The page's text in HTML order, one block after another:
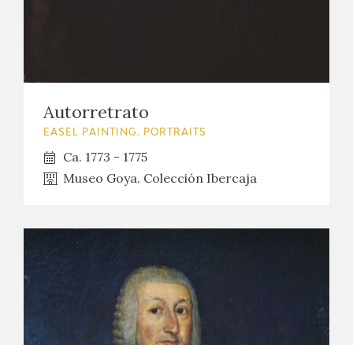
Autorretrato
EASEL PAINTING. PORTRAITS
Ca. 1773 - 1775
Museo Goya. Colección Ibercaja